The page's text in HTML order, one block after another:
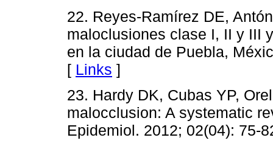
22. Reyes-Ramírez DE,
maloclusiones clase I, II y III
en la ciudad de Puebla,
[ Links ]
23. Hardy DK, Cubas YP,
malocclusion: A systematic
Epidemiol. 2012; 02(04): 75-